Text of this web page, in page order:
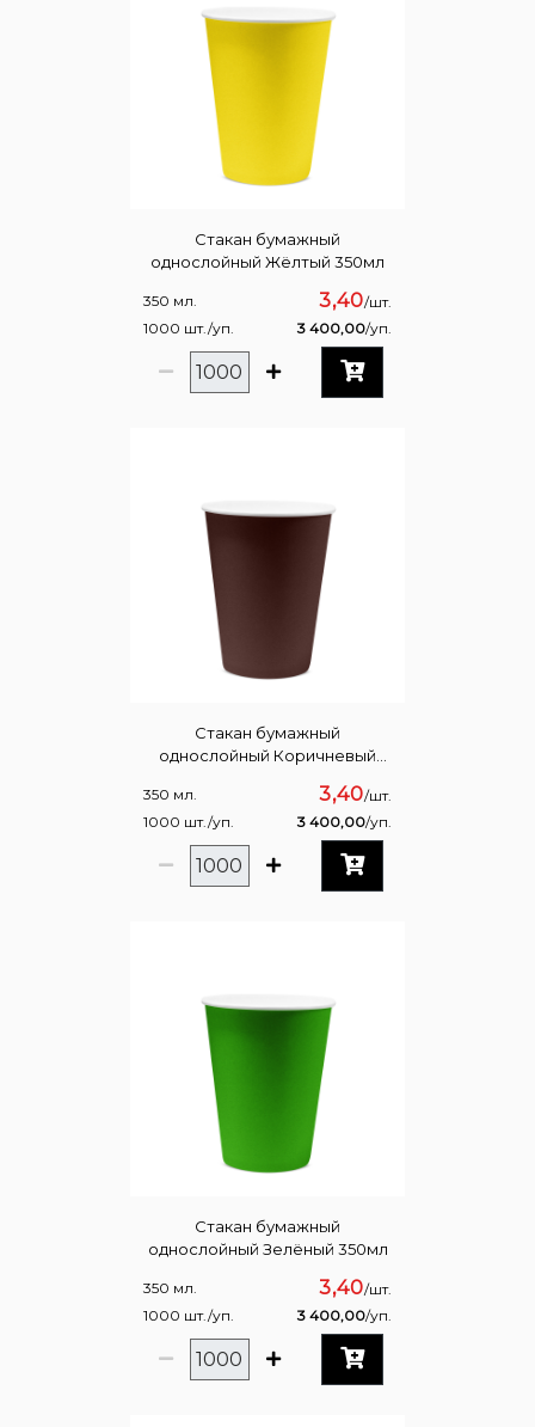
Стакан бумажный
однослойный Жёлтый 350мл
350 мл. 3,40/шт.
1000 шт./уп.
3 400,00/уп.
Стакан бумажный
однослойный Коричневый
350 мл. 3,40/шт.
1000 шт./уп.
3 400,00/уп.
Стакан бумажный
однослойный Зелёный 350мл
350 мл. 3,40/шт.
1000 шт./уп.
3 400,00/уп.